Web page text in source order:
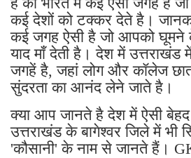
कई देशों को टक्कर देते है।
कई जगह ऐसी है जो आपको घूमने
याद माँ देती है। देश में उत्तराखंड
जगहें है, जहां लोग और कॉलेज
सुंदरता का आनंद लेने जाते है।
क्या आप जानते है देश में ऐसी
उत्तराखंड के बागेश्वर जिले में भी
'कौसानी' के नाम से जानते हैं।